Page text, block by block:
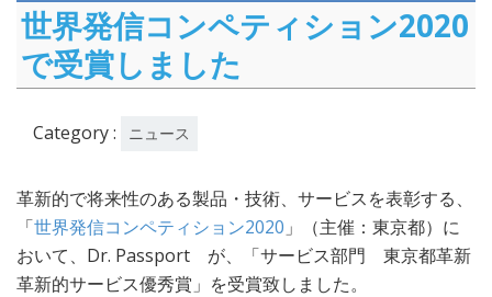
世界発信コンペティション2020
で受賞しました
Category : ニュース
革新的で将来性のある製品・技術、サービスを表彰する、
「世界発信コンペティション2020 」（主催：東京都）に
おいて、Dr. Passport が、「サービス部門 東京都革新
革新的サービス優秀賞」を受賞致しました。